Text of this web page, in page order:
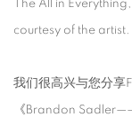
The All in
courtesy of the artist.
我们很高兴与您分享
《Brandon